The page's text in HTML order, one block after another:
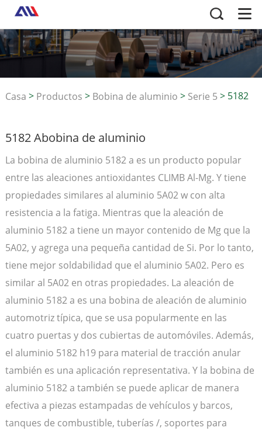
Casa > Productos > Bobina de aluminio > Serie 5>5182
5182 Abobina de aluminio
La bobina de aluminio 5182 a es un producto popular
entre las aleaciones antioxidantes CLIMB Al-Mg. Y tiene
propiedades similares al aluminio 5A02 w con alta
resistencia a la fatiga. Mientras que la aleación de
aluminio 5182 a tiene un mayor contenido de Mg que la
5A02, y agrega una pequeña cantidad de Si. Por lo tanto,
tiene mejor soldabilidad que el aluminio 5A02. Pero es
similar al 5A02 en otras propiedades. La aleación de
aluminio 5182 a es una bobina de aleación de aluminio
automotriz típica, que se usa popularmente en las
cuatro puertas y dos cubiertas de automóviles. Además,
el aluminio 5182 h19 para material de tracción anular
también es una aplicación representativa. Y la bobina de
aluminio 5182 a también se puede aplicar de manera
efectiva a piezas estampadas de vehículos y barcos,
tanques de combustible, tuberías /, soportes para